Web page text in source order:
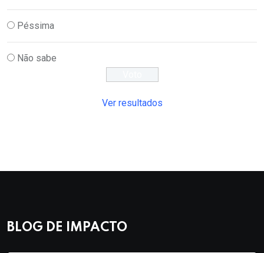
Péssima
Não sabe
Ver resultados
BLOG DE IMPACTO